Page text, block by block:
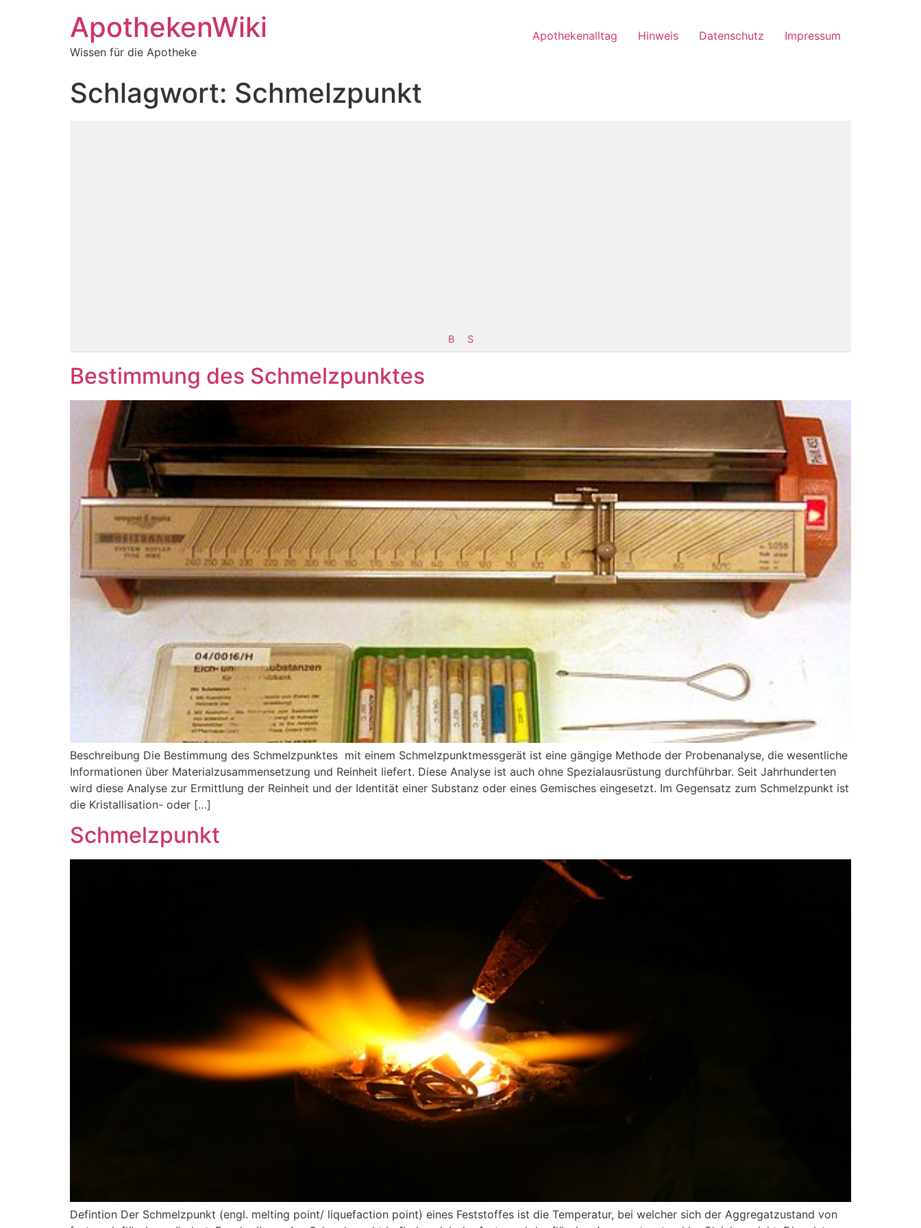
ApothekenWiki
Wissen für die Apotheke
Apothekenalltag Hinweis Datenschutz Impressum
Schlagwort: Schmelzpunkt
B S
Bestimmung des Schmelzpunktes
Beschreibung Die Bestimmung des Schmelzpunktes mit einem Schmelzpunktmessgerät ist eine gängige Methode der Probenanalyse, die wesentliche
Informationen über Materialzusammensetzung und Reinheit liefert. Diese Analyse ist auch ohne Spezialausrüstung durchführbar. Seit Jahrhunderten
wird diese Analyse zur Ermittlung der Reinheit und der Identität einer Substanz oder eines Gemisches eingesetzt. Im Gegensatz zum Schmelzpunkt ist
die Kristallisation- oder […]
Schmelzpunkt
Defintion Der Schmelzpunkt (engl. melting point/ liquefaction point) eines Feststoffes ist die Temperatur, bei welcher sich der Aggregatzustand von